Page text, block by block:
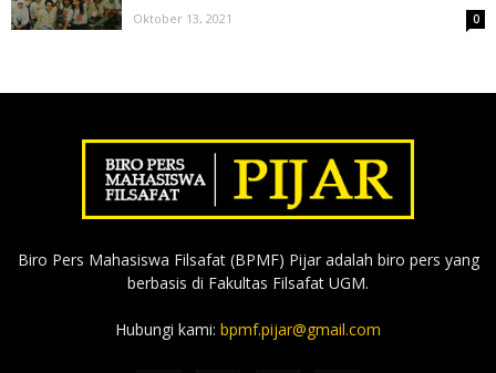
Oktober 13, 2021 0
Biro Pers Mahasiswa Filsafat (BPMF) Pijar adalah biro pers yang
berbasis di Fakultas Filsafat UGM.
Hubungi kami: bpmf.pijar@gmail.com